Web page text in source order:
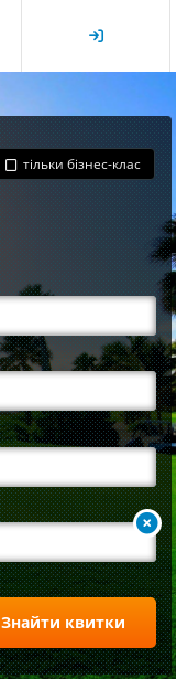
тільки бізнес-клас
Знайти квитки